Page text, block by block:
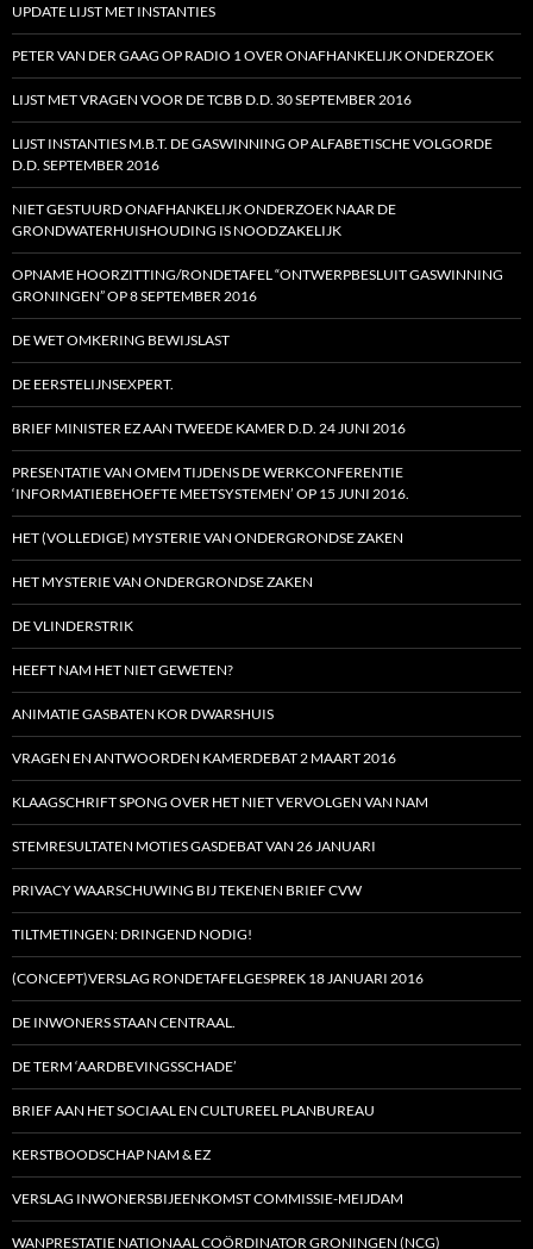
UPDATE LIJST MET INSTANTIES
PETER VAN DER GAAG OP RADIO 1 OVER ONAFHANKELIJK ONDERZOEK
LIJST MET VRAGEN VOOR DE TCBB D.D. 30 SEPTEMBER 2016
LIJST INSTANTIES M.B.T. DE GASWINNING OP ALFABETISCHE VOLGORDE
D.D. SEPTEMBER 2016
NIET GESTUURD ONAFHANKELIJK ONDERZOEK NAAR DE
GRONDWATERHUISHOUDING IS NOODZAKELIJK
OPNAME HOORZITTING/RONDETAFEL “ONTWERPBESLUIT GASWINNING
GRONINGEN” OP 8 SEPTEMBER 2016
DE WET OMKERING BEWIJSLAST
DE EERSTELIJNSEXPERT.
BRIEF MINISTER EZ AAN TWEEDE KAMER D.D. 24 JUNI 2016
PRESENTATIE VAN OMEM TIJDENS DE WERKCONFERENTIE
‘INFORMATIEBEHOEFTE MEETSYSTEMEN’ OP 15 JUNI 2016.
HET (VOLLEDIGE) MYSTERIE VAN ONDERGRONDSE ZAKEN
HET MYSTERIE VAN ONDERGRONDSE ZAKEN
DE VLINDERSTRIK
HEEFT NAM HET NIET GEWETEN?
ANIMATIE GASBATEN KOR DWARSHUIS
VRAGEN EN ANTWOORDEN KAMERDEBAT 2 MAART 2016
KLAAGSCHRIFT SPONG OVER HET NIET VERVOLGEN VAN NAM
STEMRESULTATEN MOTIES GASDEBAT VAN 26 JANUARI
PRIVACY WAARSCHUWING BIJ TEKENEN BRIEF CVW
TILTMETINGEN: DRINGEND NODIG!
(CONCEPT)VERSLAG RONDETAFELGESPREK 18 JANUARI 2016
DE INWONERS STAAN CENTRAAL.
DE TERM ‘AARDBEVINGSSCHADE’
BRIEF AAN HET SOCIAAL EN CULTUREEL PLANBUREAU
KERSTBOODSCHAP NAM & EZ
VERSLAG INWONERSBIJEENKOMST COMMISSIE-MEIJDAM
WANPRESTATIE NATIONAAL COÖRDINATOR GRONINGEN (NCG)